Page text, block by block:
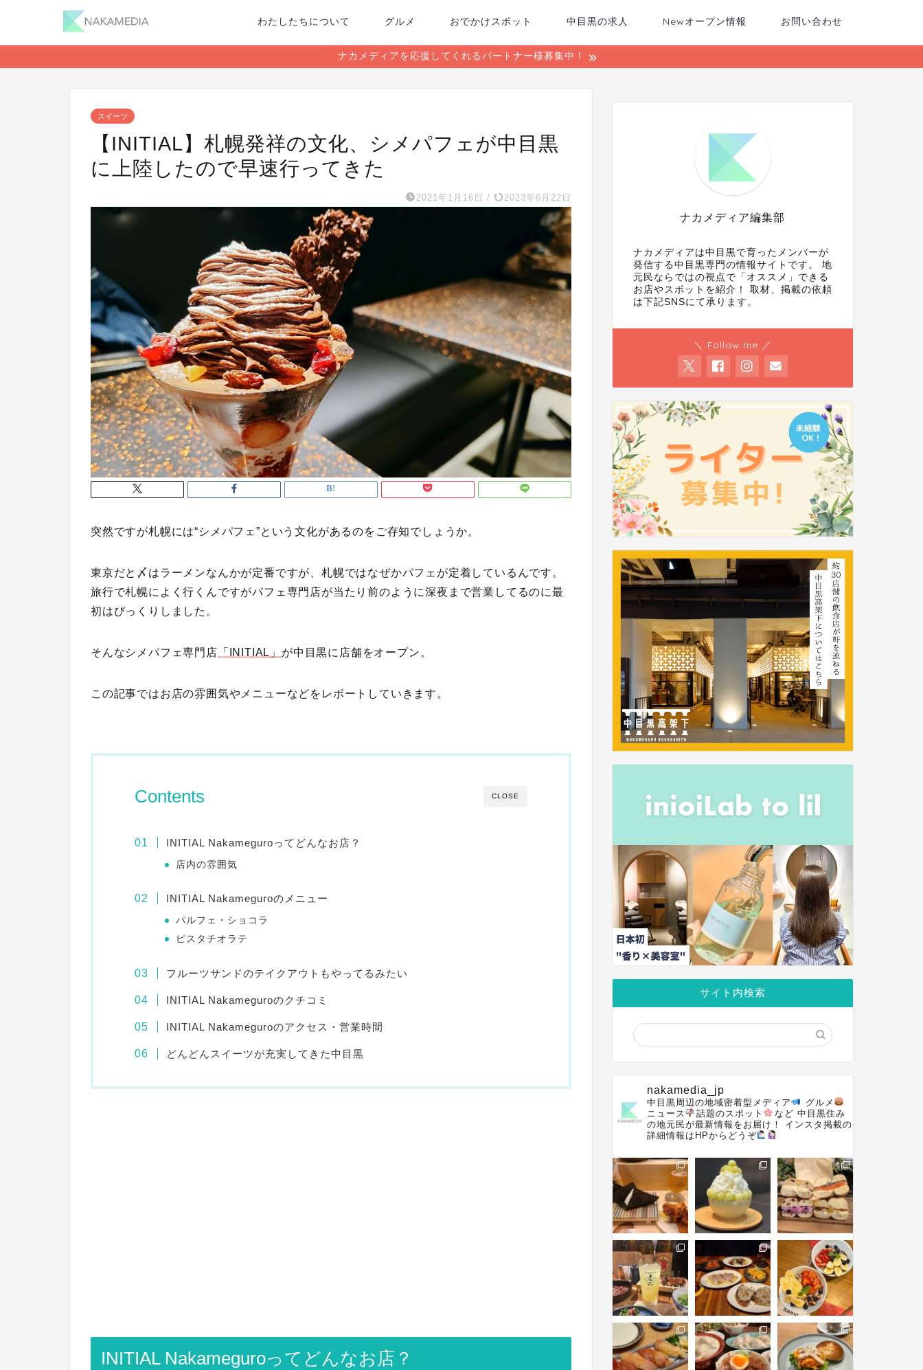
わたしたちについて グルメ おでかけスポット 中目黒の求人 Newオープン情報 お問い合わせ
ナカメディアを応援してくれるパートナー様募集中！
スイーツ
【INITIAL】札幌発祥の文化、シメパフェが中目黒
に上陸したので早速行ってきた
2021年1月16日 / 2023年6月22日
突然ですが札幌には“シメパフェ”という文化があるのをご存知でしょうか。
東京だと〆はラーメンなんかが定番ですが、札幌ではなぜかパフェが定着しているんです。
旅行で札幌によく行くんですがパフェ専門店が当たり前のように深夜まで営業してるのに最
初はびっくりしました。
そんなシメパフェ専門店 「INITIAL」 が中目黒に店舗をオープン。
この記事ではお店の雰囲気やメニューなどをレポートしていきます。
CLOSE
Contents
INITIAL Nakameguroってどんなお店？
店内の雰囲気
INITIAL Nakameguroのメニュー
パルフェ・ショコラ
ピスタチオラテ
フルーツサンドのテイクアウトもやってるみたい
INITIAL Nakameguroのクチコミ
INITIAL Nakameguroのアクセス・営業時間
どんどんスイーツが充実してきた中目黒
INITIAL Nakameguroってどんなお店？
ナカメディア編集部
ナカメディアは中目黒で育ったメンバーが
発信する中目黒専門の情報サイトです。 地
元民ならではの視点で「オススメ」できる
お店やスポットを紹介！ 取材、掲載の依頼
は下記SNSにて承ります。
＼ Follow me ／
サイト内検索
nakamedia_jp
中目黒周辺の地域密着型メディア
グルメ
ニュース
話題のスポット など 中目黒住み
の地元民が最新情報をお届け！
インスタ掲載の
詳細情報はHPからどうぞ